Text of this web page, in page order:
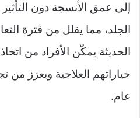
إلى عمق الأنسجة دون
الجلد، مما يقلل من فترة
الحديثة يمكّن الأفراد من
خياراتهم العلاجية ويعزز من
عام.